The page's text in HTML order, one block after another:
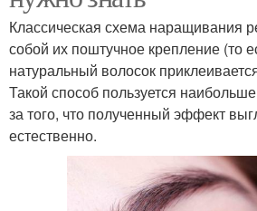
Классическая схема наращивания
собой их поштучное крепление (то
натуральный волосок
Такой способ пользуется
за того, что полученный эффект
естественно.